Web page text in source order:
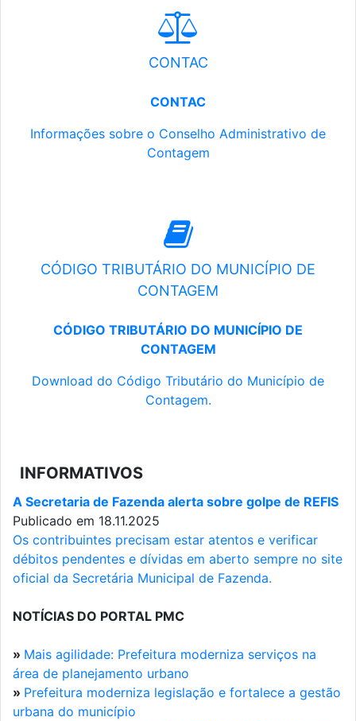
CONTAC
CONTAC
Informações sobre o Conselho Administrativo de
Contagem
CÓDIGO TRIBUTÁRIO DO MUNICÍPIO DE
CONTAGEM
CÓDIGO TRIBUTÁRIO DO MUNICÍPIO DE
CONTAGEM
Download do Código Tributário do Município de
Contagem.
INFORMATIVOS
A Secretaria de Fazenda alerta sobre golpe de REFIS
Publicado em 18.11.2025
Os contribuintes precisam estar atentos e verificar
débitos pendentes e dívidas em aberto sempre no site
oficial da Secretária Municipal de Fazenda.
NOTÍCIAS DO PORTAL PMC
» Mais agilidade: Prefeitura moderniza serviços na
área de planejamento urbano
» Prefeitura moderniza legislação e fortalece a gestão
urbana do município